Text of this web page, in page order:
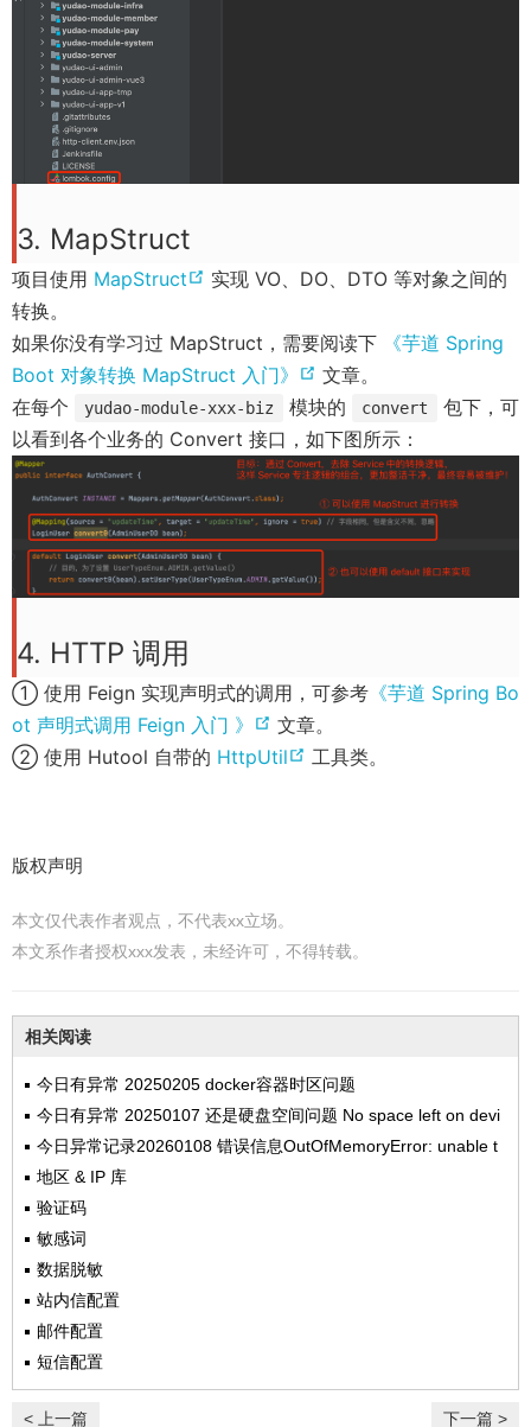
n
d
o
w
3. MapStruct
项目使用 MapStruct
(
p
e
n
s
e
w
w
i
o
w
实现 VO、DO、DTO 等对象之间的
转换。
如果你没有学习过 MapStruct，需要阅读下
《芋道 Spring
Boot 对象转换 MapStruct 入门》
(
o
p
e
n
s
n
e
i
d
文章。
在每个
yudao-module-xxx-biz 模块的 convert
包下，可
以看到各个业务的 Convert 接口，如下图所示：
4. HTTP 调用
① 使用 Feign 实现声明式的调用，可参考 《芋道 Spring Bo
ot 声明式调用 Feign 入门 》
(
o
e
w
n
d
o
文章。
② 使用 Hutool 自带的 HttpUtil
(
n
w
i
n
d
工具类。
版权声明
本文仅代表作者观点，不代表xx立场。
本文系作者授权xxx发表，未经许可，不得转载。
相关阅读
今日有异常 20250205 docker容器时区问题
今日有异常 20250107 还是硬盘空间问题 No space left on devi
ce
今日异常记录20260108 错误信息OutOfMemoryError: unable t
o create new native thread
地区 & IP 库
验证码
敏感词
数据脱敏
站内信配置
邮件配置
短信配置
< 上一篇 下一篇 >